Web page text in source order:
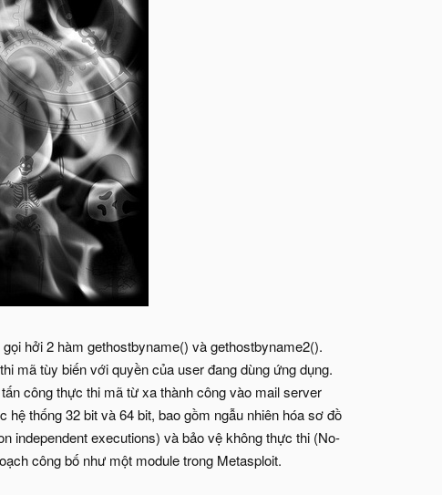
hởi 2 hàm gethostbyname() và gethostbyname2().
mã tùy biến với quyền của user đang dùng ứng dụng.
công thực thi mã từ xa thành công vào mail server
thống 32 bit và 64 bit, bao gồm ngẫu nhiên hóa sơ đồ
independent executions) và bảo vệ không thực thi (No-
công bố như một module trong Metasploit.